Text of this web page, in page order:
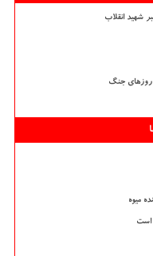
شهید انقلاب
روزهای جنگ
است